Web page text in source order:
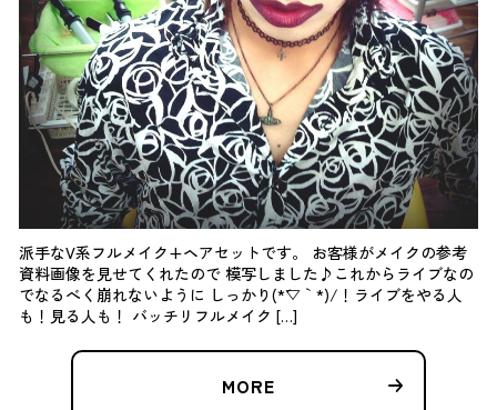
派手なV系フルメイク+ヘアセットです。 お客様がメイクの参考
資料画像を見せてくれたので 模写しました♪これからライブなの
でなるべく崩れないように しっかり(*´▽｀*)/！ライブをやる人
も！見る人も！ バッチリフルメイク […]
MORE